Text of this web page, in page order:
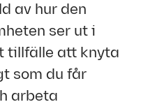
av hur den
ser ut i
tillfälle att knyta
som du får
arbeta